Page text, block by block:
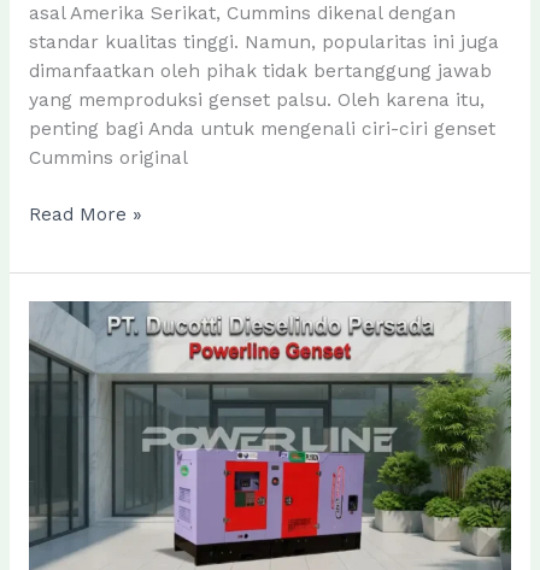
asal Amerika Serikat, Cummins dikenal dengan
standar kualitas tinggi. Namun, popularitas ini juga
dimanfaatkan oleh pihak tidak bertanggung jawab
yang memproduksi genset palsu. Oleh karena itu,
penting bagi Anda untuk mengenali ciri-ciri genset
Cummins original
Menghindari
Cummins
Palsu:
Kenali
4
Ciri
Read More »